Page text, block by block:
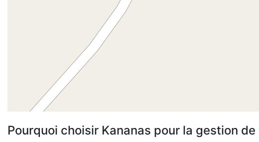
Pourquoi choisir Kananas pour la gestion